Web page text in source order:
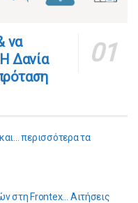
να
Δανία
περισσότερα τα
στη Frontex… Αιτήσεις